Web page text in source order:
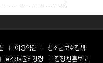
이용약관
청소년보호정책
e4ds윤리강령 정정·반론보도